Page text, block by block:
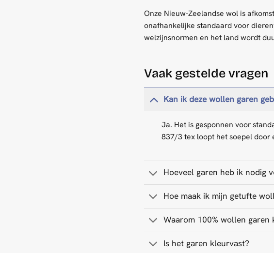
Onze Nieuw-Zeelandse wol is
onafhankelijke standaard voor
welzijnsnormen en het land wordt
Vaak gestelde vragen
Kan ik deze wollen garen
Ja. Het is gesponnen voor
837/3 tex loopt het soepel door
Hoeveel garen heb ik nodig
Hoe maak ik mijn getufte
Waarom 100% wollen
Is het garen kleurvast?